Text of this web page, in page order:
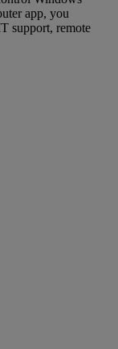
app, you
support, remote